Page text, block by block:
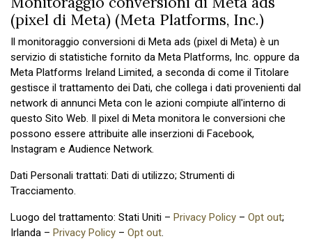
(pixel di Meta) (Meta Platforms, Inc.)
Il monitoraggio conversioni di Meta ads (pixel di Meta) è un
servizio di statistiche fornito da Meta Platforms, Inc. oppure da
Meta Platforms Ireland Limited, a seconda di come il Titolare
gestisce il trattamento dei Dati, che collega i dati provenienti dal
network di annunci Meta con le azioni compiute all'interno di
questo Sito Web. Il pixel di Meta monitora le conversioni che
possono essere attribuite alle inserzioni di Facebook,
Instagram e Audience Network.
Dati Personali trattati: Dati di utilizzo; Strumenti di
Tracciamento.
Luogo del trattamento: Stati Uniti – Privacy Policy – Opt out;
Irlanda – Privacy Policy – Opt out.